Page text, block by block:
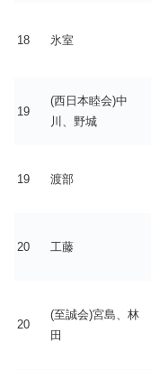
18 氷室
19
(西日本睦会)中
川、野城
19 渡部
20 工藤
20
(至誠会)宮島、林
田